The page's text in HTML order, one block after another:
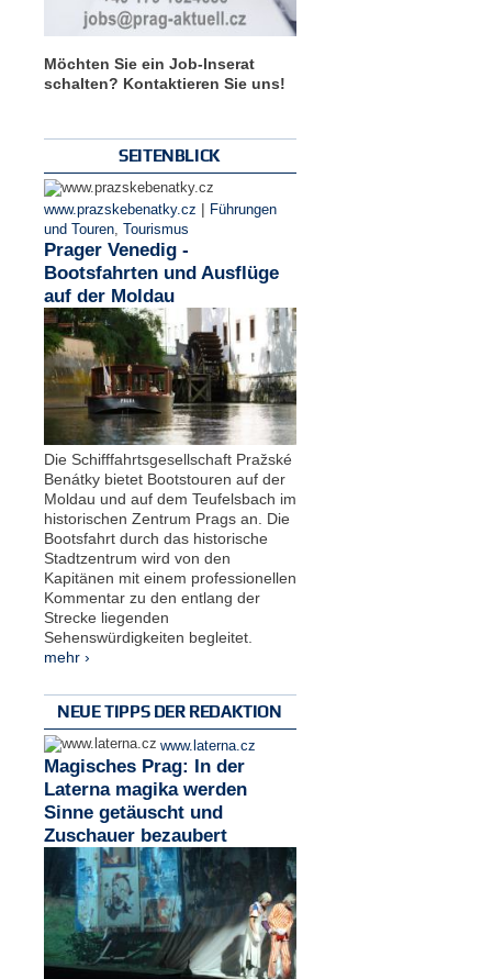
Möchten Sie ein Job-Inserat
schalten? Kontaktieren Sie uns!
SEITENBLICK
www.prazskebenatky.cz | Führungen
und Touren, Tourismus
Prager Venedig -
Bootsfahrten und Ausflüge
auf der Moldau
Die Schifffahrtsgesellschaft Pražské
Benátky bietet Bootstouren auf der
Moldau und auf dem Teufelsbach im
historischen Zentrum Prags an. Die
Bootsfahrt durch das historische
Stadtzentrum wird von den
Kapitänen mit einem professionellen
Kommentar zu den entlang der
Strecke liegenden
Sehenswürdigkeiten begleitet.
mehr ›
NEUE TIPPS DER REDAKTION
www.laterna.cz
Magisches Prag: In der
Laterna magika werden
Sinne getäuscht und
Zuschauer bezaubert